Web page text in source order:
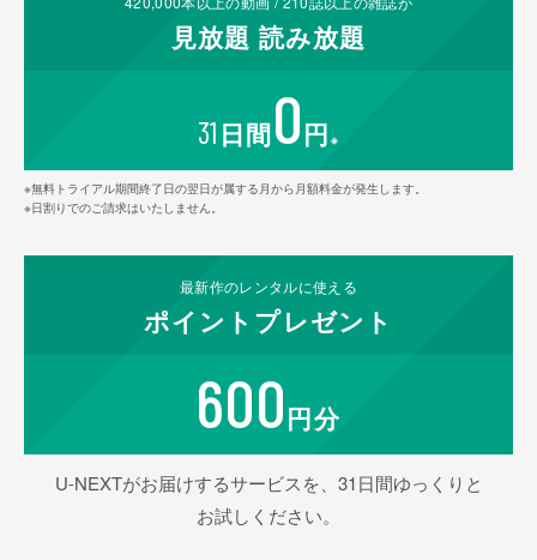
見放題 読み放題
31 日間0円 ※
※無料トライアル期間終了日の翌日が属する月から月額料金が発生します。
※日割りでのご請求はいたしません。
最新作のレンタルに使える
ポイント プレゼント
600円分
U-NEXTがお届けするサービスを、31日間ゆっくりと
お試しください。